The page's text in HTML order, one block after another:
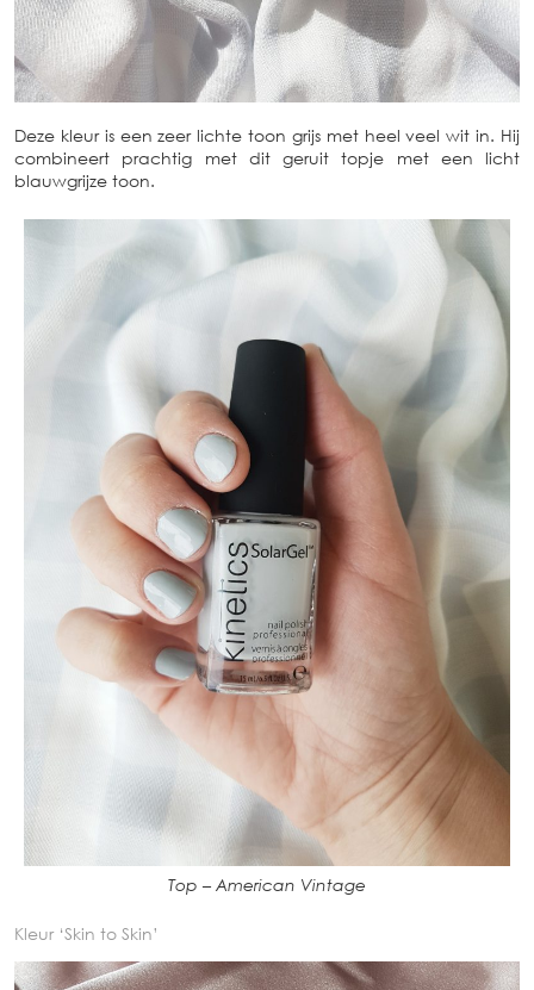
Deze kleur is een zeer lichte toon grijs met heel veel wit in. Hij
combineert prachtig met dit geruit topje met een licht
blauwgrijze toon.
Top – American Vintage
Kleur ‘Skin to Skin’